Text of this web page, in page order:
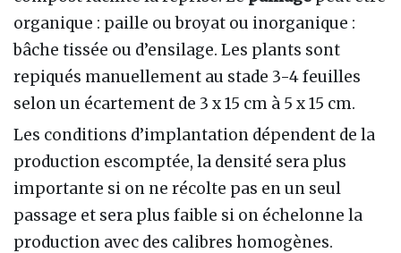
organique : paille ou broyat ou inorganique :
bâche tissée ou d’ensilage. Les plants sont
repiqués manuellement au stade 3-4 feuilles
selon un écartement de 3 x 15 cm à 5 x 15 cm.
Les conditions d’implantation dépendent de la
production escomptée, la densité sera plus
importante si on ne récolte pas en un seul
passage et sera plus faible si on échelonne la
production avec des calibres homogènes.